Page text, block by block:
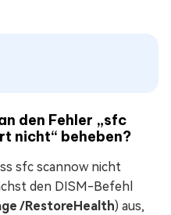
den Fehler „sfc
nicht“ beheben?
sfc scannow nicht
den DISM-Befehl
/RestoreHealth) aus,